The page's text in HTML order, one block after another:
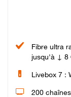
Fibre ultra
jusqu'à ↓ 8
Livebox 7 :
200